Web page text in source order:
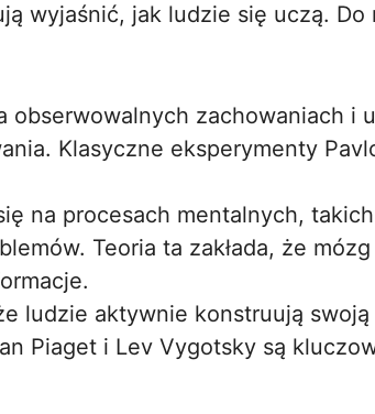
wyjaśnić, jak ludzie się uczą. Do
obserwowalnych zachowaniach i
Klasyczne eksperymenty
na procesach mentalnych,
Teoria ta zakłada, że mózg
ludzie aktywnie konstruują
Piaget i Lev Vygotsky są